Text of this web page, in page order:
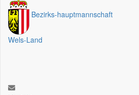
Bezirks-hauptmannschaft
Wels-Land